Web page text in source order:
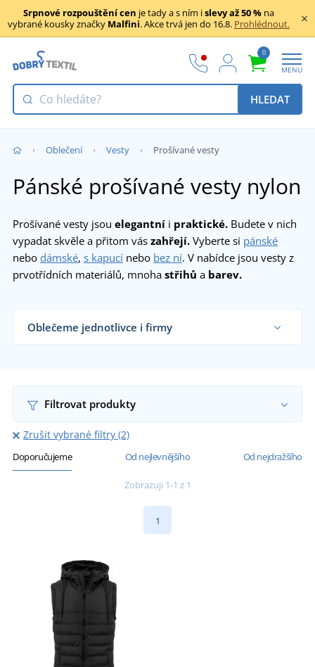
Srpnové rozpouštění cen je tady a s ním islevy až 50 % na
vybrané kousky značky Malfini. Akce trvá jen do 16.8. Prohlédnout.
0
MENU
HLEDAT
Oblečení Vesty Prošívané vesty
Pánské prošívané vesty nylon
Prošívané vesty jsou elegantní i praktické. Budete v nich
vypadat skvěle a přitom vás zahřejí. Vyberte si pánské
nebo dámské, s kapucí nebo bez ní. V nabídce jsou vesty z
prvotřídních materiálů, mnoha střihů a barev.
Oblečeme jednotlivce i firmy
Filtrovat produkty
Zrušit vybrané filtry (2)
Doporučujeme Od nejlevnějšího Od nejdražšího
Zobrazuji 1-1 z 1
1